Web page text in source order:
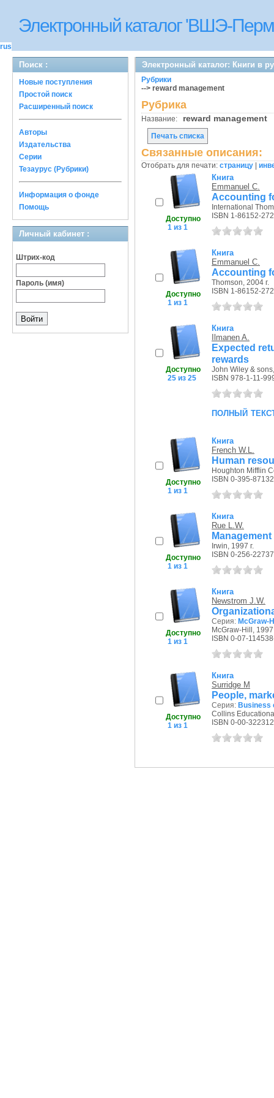
Электронный каталог 'ВШЭ-
rus
Поиск :
Новые поступления
Простой поиск
Расширенный поиск
Авторы
Издательства
Серии
Тезаурус (Рубрики)
Информация о фонде
Помощь
Личный кабинет :
Штрих-код
Пароль (имя)
Электронный каталог: Книги в
Рубрики
--> reward management
Рубрика
Название: reward management
Печать списка
Связанные описания:
Отобрать для печати: страницу
Доступно
1 из 1
Книга
Emmanuel C.
Accounting
International
ISBN 1-86152-
Доступно
1 из 1
Книга
Emmanuel C.
Accounting
Thomson, 2004 г.
ISBN 1-86152-
Доступно
25 из 25
Книга
Ilmanen A.
Expected
rewards
John Wiley &
ISBN 978-1-11-
полный
Доступно
1 из 1
Книга
French W.L.
Human
Houghton Mifflin
ISBN 0-395-
Доступно
1 из 1
Книга
Rue L.W.
Irwin, 1997 г.
ISBN 0-256-
Доступно
1 из 1
Книга
Newstrom J.W.
Серия: McGraw-
McGraw-Hill, 1997
ISBN 0-07-
Доступно
1 из 1
Книга
Surridge M
People,
Серия: Business
Collins
ISBN 0-00-